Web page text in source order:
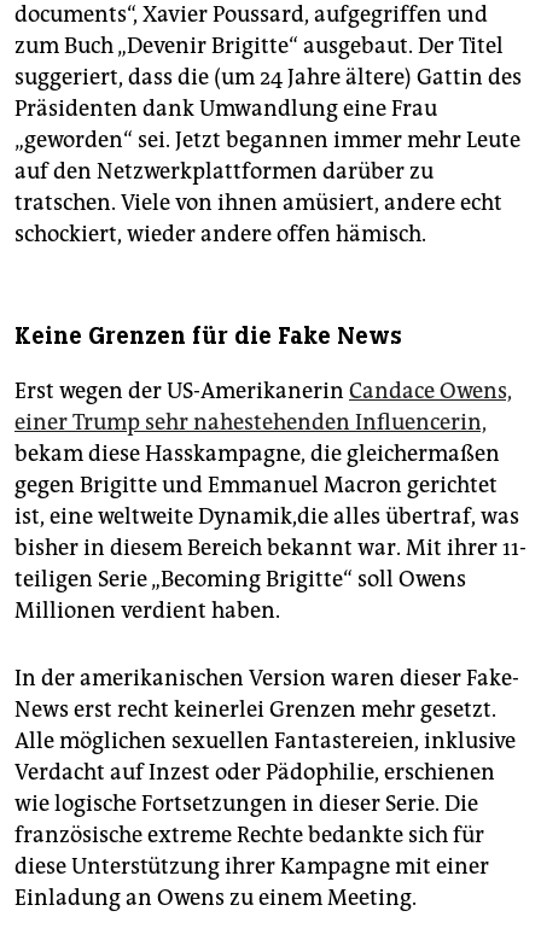
documents“, Xavier Poussard, aufgegriffen und
zum Buch „Devenir Brigitte“ ausgebaut. Der Titel
suggeriert, dass die (um 24 Jahre ältere) Gattin des
Präsidenten dank Umwandlung eine Frau
„geworden“ sei. Jetzt begannen immer mehr Leute
auf den Netzwerkplattformen darüber zu
tratschen. Viele von ihnen amüsiert, andere echt
schockiert, wieder andere offen hämisch.
Keine Grenzen für die Fake News
Erst wegen der US-Amerikanerin Candace Owens,
einer Trump sehr nahestehenden Influencerin,
bekam diese Hasskampagne, die gleichermaßen
gegen Brigitte und Emmanuel Macron gerichtet
ist, eine weltweite Dynamik,die alles übertraf, was
bisher in diesem Bereich bekannt war. Mit ihrer 11-
teiligen Serie „Becoming Brigitte“ soll Owens
Millionen verdient haben.
In der amerikanischen Version waren dieser Fake-
News erst recht keinerlei Grenzen mehr gesetzt.
Alle möglichen sexuellen Fantastereien, inklusive
Verdacht auf Inzest oder Pädophilie, erschienen
wie logische Fortsetzungen in dieser Serie. Die
französische extreme Rechte bedankte sich für
diese Unterstützung ihrer Kampagne mit einer
Einladung an Owens zu einem Meeting.